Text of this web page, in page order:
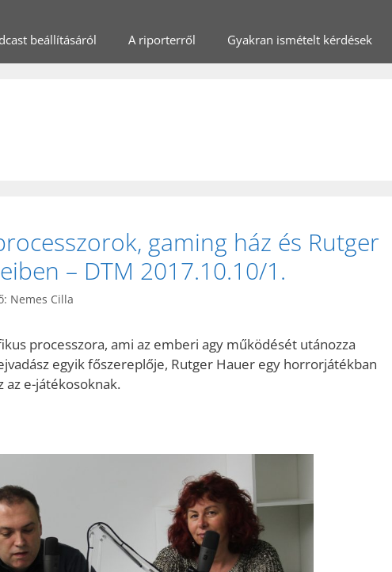
beállításáról A riporterről Gyakran ismételt kérdések
gaming ház és Rutger
– DTM 2017.10.10/1.
Nemes Cilla
processzora, ami az emberi agy működését utánozza
egyik főszereplője, Rutger Hauer egy horrorjátékban
az e-játékosoknak.